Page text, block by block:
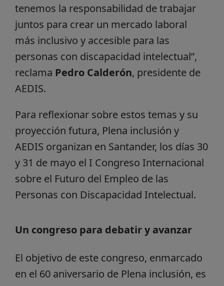
tenemos la responsabilidad de trabajar
juntos para crear un mercado laboral
más inclusivo y accesible para las
personas con discapacidad intelectual”,
reclama Pedro Calderón, presidente de
AEDIS.
Para reflexionar sobre estos temas y su
proyección futura, Plena inclusión y
AEDIS organizan en Santander, los días 30
y 31 de mayo el I Congreso Internacional
sobre el Futuro del Empleo de las
Personas con Discapacidad Intelectual.
Un congreso para debatir y avanzar
El objetivo de este congreso, enmarcado
en el 60 aniversario de Plena inclusión, es